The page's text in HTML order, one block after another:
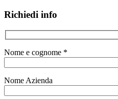
Richiedi info
Nome e cognome *
Nome Azienda